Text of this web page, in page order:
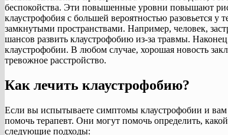
беспокойства. Эти повышенные уровни повышают
клаустрофобия с большей вероятностью разовьется
замкнутыми пространствами. Например, человек,
шансов развить клаустрофобию из-за травмы.
клаустрофобии. В любом случае, хорошая новость
тревожное расстройство.
Как лечить клаустрофобию?
Если вы испытываете симптомы клаустрофобии и
помочь терапевт. Они могут помочь определить,
следующие подходы: